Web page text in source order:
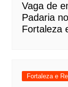
Vaga de
Padaria
Fortaleza
Fortaleza e